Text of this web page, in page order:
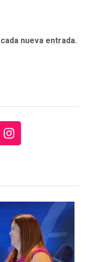
nueva entrada.